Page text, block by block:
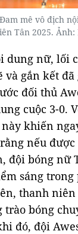
mê vô địch
Tân 2025. Ảnh:
dung nữ, lối
và gắn kết
đối thủ
cuộc 3-0.
khiến
nếu
đội bóng nữ
sáng trong
thanh niên
bóng
đó, đội